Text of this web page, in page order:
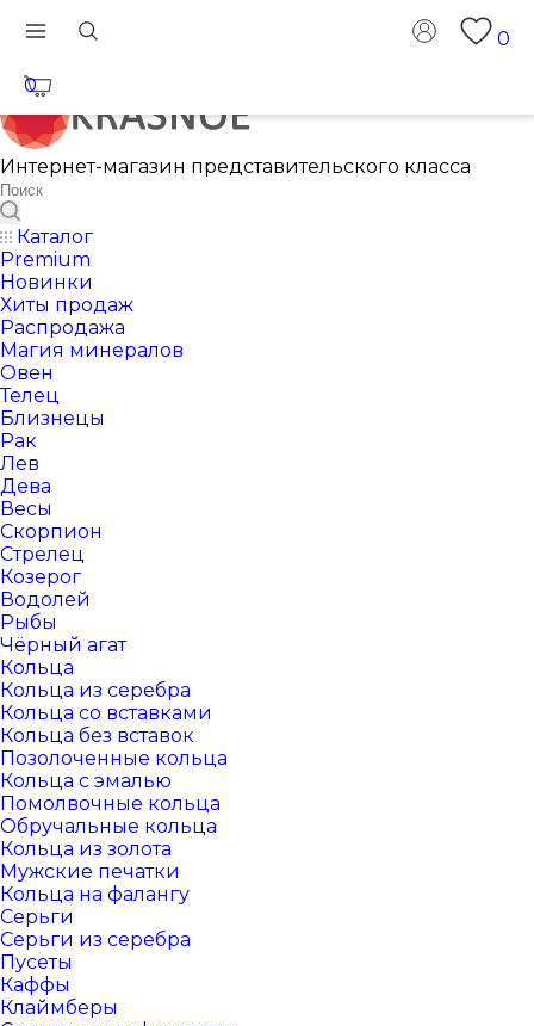
0
0
Интернет-магазин представительского класса
Каталог
Premium
Новинки
Хиты продаж
Распродажа
Магия минералов
Овен
Телец
Близнецы
Рак
Лев
Дева
Весы
Скорпион
Стрелец
Козерог
Водолей
Рыбы
Чёрный агат
Кольца
Кольца из серебра
Кольца со вставками
Кольца без вставок
Позолоченные кольца
Кольца с эмалью
Помолвочные кольца
Обручальные кольца
Кольца из золота
Мужские печатки
Кольца на фалангу
Серьги
Серьги из серебра
Пусеты
Каффы
Клаймберы